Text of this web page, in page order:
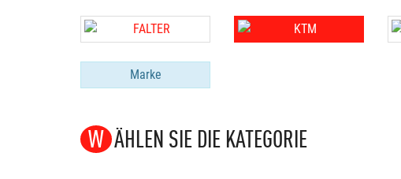
Marke
WÄHLEN SIE DIE KATEGORIE